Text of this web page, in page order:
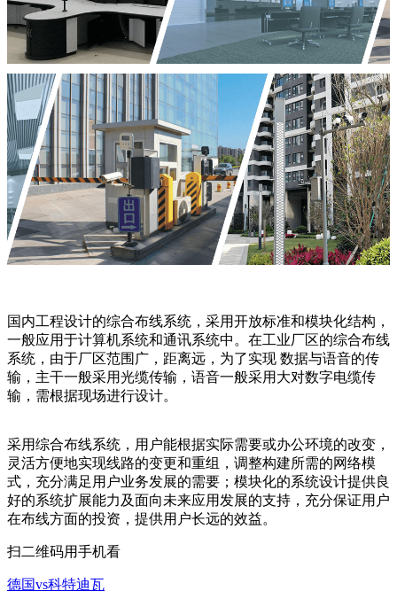
国内工程设计的综合布线系统，采用开放标准和模块化结构，
一般应用于计算机系统和通讯系统中。在工业厂区的综合布线
系统，由于厂区范围广，距离远，为了实现 数据与语音的传
输，主干一般采用光缆传输，语音一般采用大对数字电缆传
输，需根据现场进行设计。
采用综合布线系统，用户能根据实际需要或办公环境的改变，
灵活方便地实现线路的变更和重组，调整构建所需的网络模
式，充分满足用户业务发展的需要；模块化的系统设计提供良
好的系统扩展能力及面向未来应用发展的支持，充分保证用户
在布线方面的投资，提供用户长远的效益。
扫二维码用手机看
德国vs科特迪瓦